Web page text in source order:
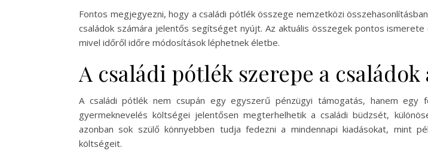
Fontos megjegyezni, hogy a családi pótlék összege nemzetközi
családok számára jelentős segítséget nyújt. Az aktuális összegek pontos
mivel időről időre módosítások léphetnek életbe.
A családi pótlék szerepe a
A családi pótlék nem csupán egy egyszerű pénzügyi támogatás, hanem egy
gyermeknevelés költségei jelentősen megterhelhetik a családi büdzsét,
azonban sok szülő könnyebben tudja fedezni a mindennapi kiadásokat, mint
költségeit.